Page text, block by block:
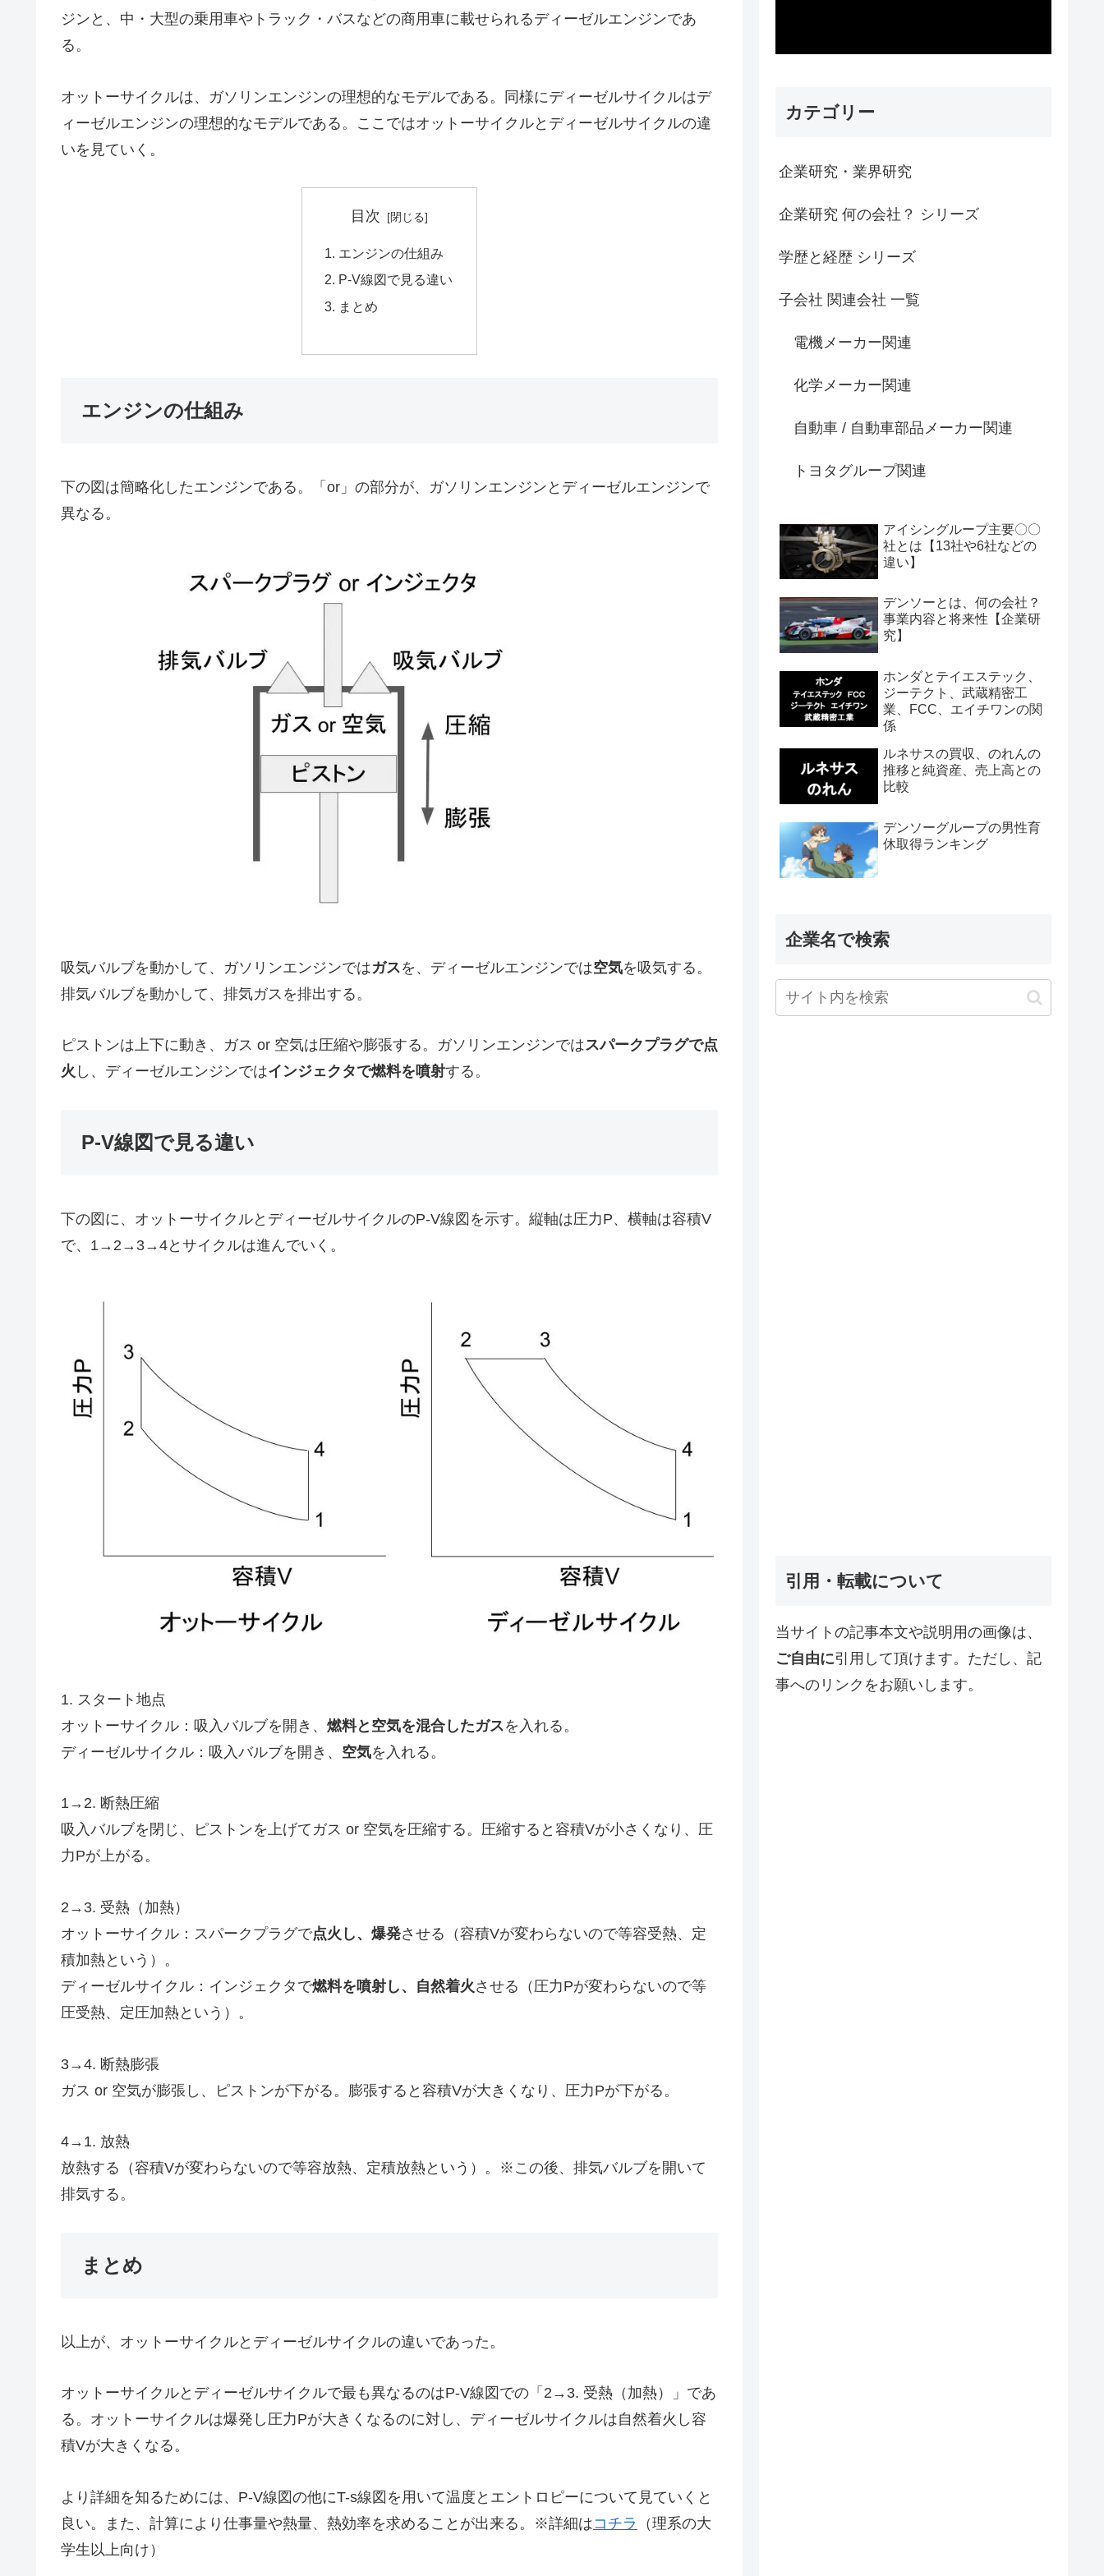
ジンと、中・大型の乗用車やトラック・バスなどの商用車に載せられるディーゼルエンジンであ
る。
オットーサイクルは、ガソリンエンジンの理想的なモデルである。同様にディーゼルサイクルはデ
ィーゼルエンジンの理想的なモデルである。ここではオットーサイクルとディーゼルサイクルの違
いを見ていく。
目次
エンジンの仕組み
P-V線図で見る違い
まとめ
エンジンの仕組み
下の図は簡略化したエンジンである。「or」の部分が、ガソリンエンジンとディーゼルエンジンで
異なる。
吸気バルブを動かして、ガソリンエンジンではガスを、ディーゼルエンジンでは空気を吸気する。
排気バルブを動かして、排気ガスを排出する。
ピストンは上下に動き、ガス or 空気は圧縮や膨張する。ガソリンエンジンではスパークプラグで点
火 し、ディーゼルエンジンではインジェクタで燃料を噴射する。
P-V線図で見る違い
下の図に、オットーサイクルとディーゼルサイクルのP-V線図を示す。縦軸は圧力P、横軸は容積V
で、1→2→3→4とサイクルは進んでいく。
1. スタート地点
オットーサイクル：吸入バルブを開き、 燃料と空気を混合したガスを入れる。
ディーゼルサイクル：吸入バルブを開き、 空気を入れる。
1→2. 断熱圧縮
吸入バルブを閉じ、ピストンを上げてガス or 空気を圧縮する。圧縮すると容積Vが小さくなり、圧
力Pが上がる。
2→3. 受熱（加熱）
オットーサイクル：スパークプラグで点火し、爆発させる（容積Vが変わらないので等容受熱、定
積加熱という）。
ディーゼルサイクル：インジェクタで燃料を噴射し、自然着火 させる（圧力Pが変わらないので等
圧受熱、定圧加熱という）。
3→4. 断熱膨張
ガス or 空気が膨張し、ピストンが下がる。膨張すると容積Vが大きくなり、圧力Pが下がる。
4→1. 放熱
放熱する（容積Vが変わらないので等容放熱、定積放熱という）。※この後、排気バルブを開いて
排気する。
まとめ
以上が、オットーサイクルとディーゼルサイクルの違いであった。
オットーサイクルとディーゼルサイクルで最も異なるのはP-V線図での「2→3. 受熱（加熱）」であ
る。オットーサイクルは爆発し圧力Pが大きくなるのに対し、ディーゼルサイクルは自然着火し容
積Vが大きくなる。
より詳細を知るためには、P-V線図の他にT-s線図を用いて温度とエントロピーについて見ていくと
良い。また、計算により仕事量や熱量、熱効率を求めることが出来る。※詳細はコチラ
（理系の大
学生以上向け）
カテゴリー
企業研究・業界研究
企業研究 何の会社？ シリーズ
学歴と経歴 シリーズ
子会社 関連会社 一覧
電機メーカー関連
化学メーカー関連
自動車 / 自動車部品メーカー関連
トヨタグループ関連
アイシングループ主要〇〇
社とは【13社や6社などの
違い】
デンソーとは、何の会社？
事業内容と将来性【企業研
究】
ホンダとテイエステック、
ジーテクト、武蔵精密工
業、FCC、エイチワンの関
係
ルネサスの買収、のれんの
推移と純資産、売上高との
比較
デンソーグループの男性育
休取得ランキング
企業名で検索
引用・転載について
当サイトの記事本文や説明用の画像は、
ご自由に引用して頂けます。ただし、記
事へのリンクをお願いします。